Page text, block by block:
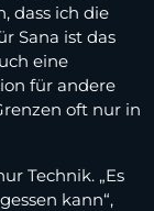
dass ich die
Sana ist das
eine
für andere
oft nur in
Technik. „Es
kann“,